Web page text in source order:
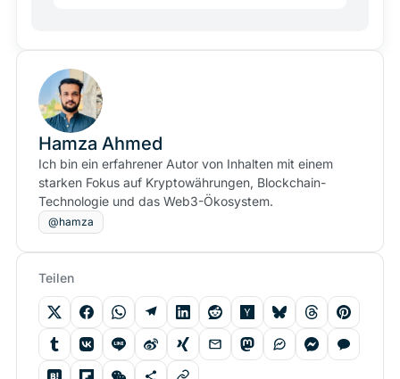
Hamza Ahmed
Ich bin ein erfahrener Autor von Inhalten mit einem
starken Fokus auf Kryptowährungen, Blockchain-
Technologie und das Web3-Ökosystem.
@hamza
Teilen